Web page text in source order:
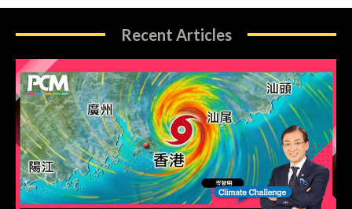
Recent Articles